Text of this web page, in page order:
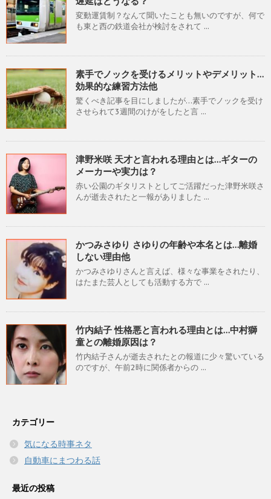
変動運賃制？なんて聞いたことも無いのですが、何で
も東と西の鉄道会社が検討をされて ...
素手でノックを受けるメリットやデメリット…
効果的な練習方法他
驚くべき記事を目にしましたが…素手でノックを受け
させられて3週間のけがをしたと言 ...
津野米咲 天才と言われる理由とは…ギターの
メーカーや実力は？
赤い公園のギタリストとしてご活躍だった津野米咲さ
んが逝去されたと一報がありました ...
かつみさゆり さゆりの年齢や本名とは…離婚
しない理由他
かつみさゆりさんと言えば、様々な事業をされたり、
はたまた芸人としても活動する方で ...
竹内結子 性格悪と言われる理由とは…中村獅
童との離婚原因は？
竹内結子さんが逝去されたとの報道に少々驚いている
のですが、午前2時に関係者からの ...
カテゴリー
気になる時事ネタ
自動車にまつわる話
最近の投稿